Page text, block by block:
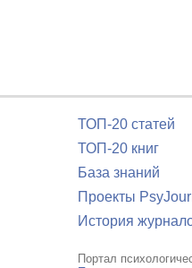
ТОП-20 статей
ТОП-20 книг
База знаний
Проекты
История
Портал